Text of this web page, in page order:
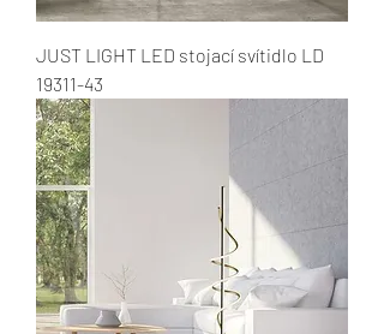
JUST LIGHT LED stojací svítidlo LD
19311-43